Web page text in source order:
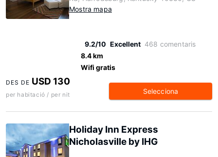
Mostra mapa
9.2/10 Excellent 468 comentaris
8.4 km
Wifi gratis
DES DE USD 130
per habitació / per nit Selecciona
Holiday Inn Express
Nicholasville by IHG